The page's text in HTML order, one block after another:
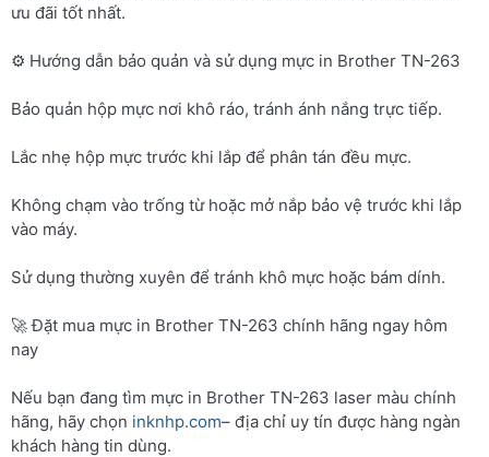
ưu đãi tốt nhất.
⚙️ Hướng dẫn bảo quản và sử dụng mực in Brother TN-263
Bảo quản hộp mực nơi khô ráo, tránh ánh nắng trực tiếp.
Lắc nhẹ hộp mực trước khi lắp để phân tán đều mực.
Không chạm vào trống từ hoặc mở nắp bảo vệ trước khi lắp
vào máy.
Sử dụng thường xuyên để tránh khô mực hoặc bám dính.
🚀 Đặt mua mực in Brother TN-263 chính hãng ngay hôm
nay
Nếu bạn đang tìm mực in Brother TN-263 laser màu chính
hãng, hãy chọn inknhp.com– địa chỉ uy tín được hàng ngàn
khách hàng tin dùng.